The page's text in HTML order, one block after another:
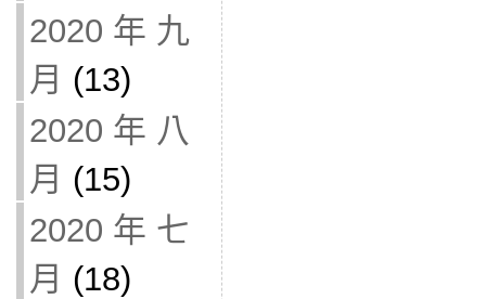
2020 年 九
月 (13)
2020 年 八
月 (15)
2020 年 七
月 (18)